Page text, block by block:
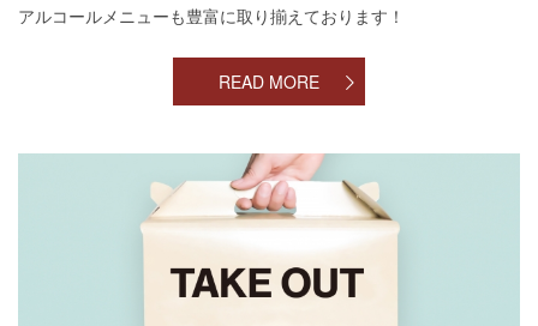
アルコールメニューも豊富に取り揃えております！
READ MORE
テイクアウト